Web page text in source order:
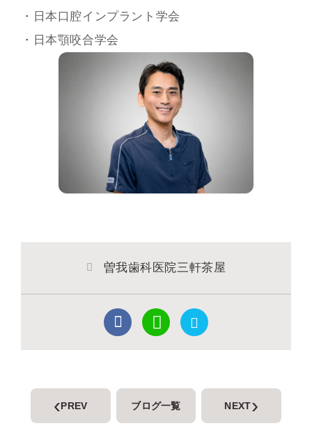
・日本口腔インプラント学会
・日本顎咬合学会
曽我歯科医院三軒茶屋
‹PREV ブログ一覧 NEXT›